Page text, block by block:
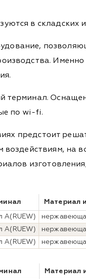
в складских
терминал.
по wi-fi.
предстоит
на
Материал
А(RUEW)
А(RUEW)
А(RUEW)
Материал